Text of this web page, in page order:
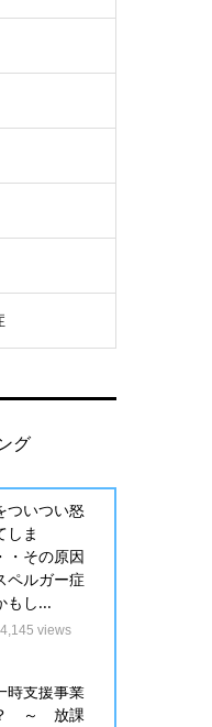
グ
ついつい怒
しま
・その原因
ペルガー症
もし...
views
時支援事業
～ 放課